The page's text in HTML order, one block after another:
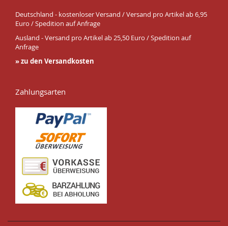
Deutschland - kostenloser Versand / Versand pro Artikel ab 6,95
Euro / Spedition auf Anfrage
Ausland - Versand pro Artikel ab 25,50 Euro / Spedition auf
Anfrage
» zu den Versandkosten
Zahlungsarten